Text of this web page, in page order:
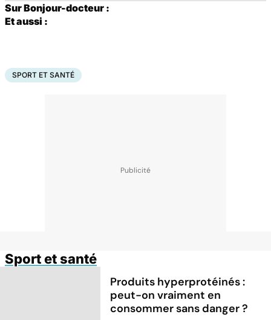
Sur Bonjour-docteur :
Et aussi :
SPORT ET SANTÉ
Sport et santé
Produits hyperprotéinés :
peut-on vraiment en
consommer sans danger ?